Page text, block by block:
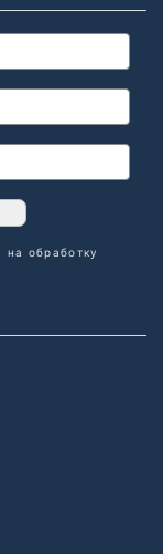
обработку